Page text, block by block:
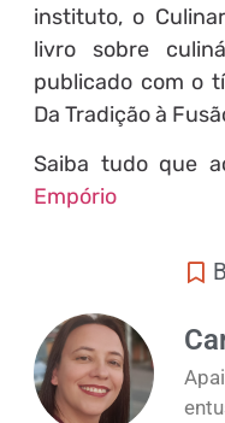
instituto, o
livro sobre
publicado com o
Da Tradição à
Saiba tudo que
Empório